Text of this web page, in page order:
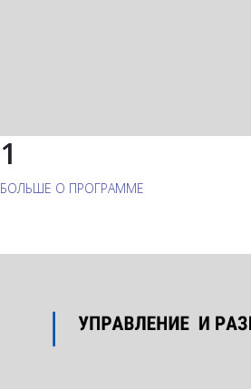
1
БОЛЬШЕ О ПРОГРАММЕ